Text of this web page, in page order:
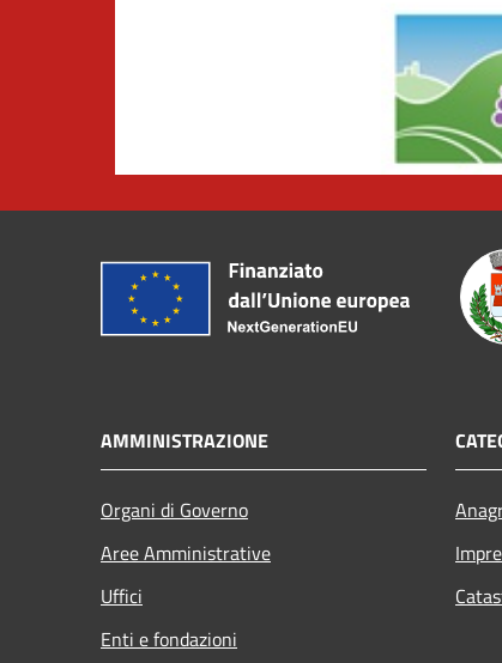
AMMINISTRAZIONE
Organi di Governo
Aree Amministrative
Uffici
Enti e fondazioni